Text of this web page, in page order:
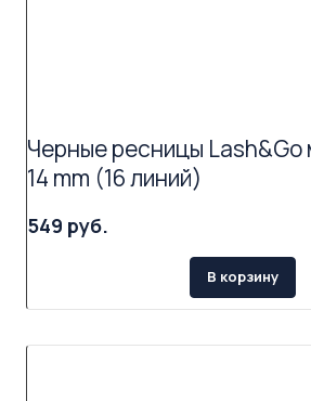
Черные ресницы Lash&Go
14 mm (16 линий)
549 руб.
В корзину